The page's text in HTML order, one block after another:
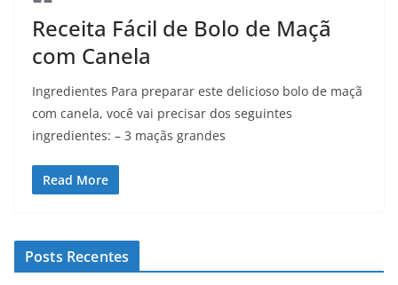
Receita Fácil de Bolo de Maçã
com Canela
Ingredientes Para preparar este delicioso bolo de maçã
com canela, você vai precisar dos seguintes
ingredientes: – 3 maçãs grandes
Read More
Posts Recentes